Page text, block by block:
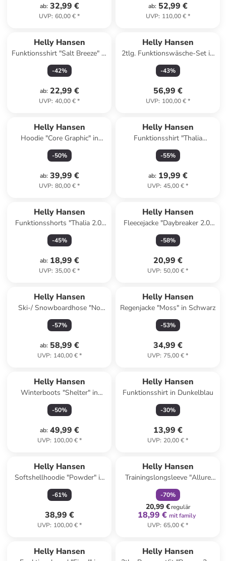
ab: 32,99 €
UVP: 60,00 €*
ab: 52,99 €
UVP: 110,00 €*
Helly Hansen
Funktionsshirt "Salt Breeze" in
Weiß
-42%
ab: 22,99 €
UVP: 40,00 €*
Helly Hansen
2tlg. Funktionswäsche-Set in
Rosa/ Mint
-43%
56,99 €
UVP: 100,00 €*
Helly Hansen
Hoodie "Core Graphic" in
Dunkelblau
-50%
ab: 39,99 €
UVP: 80,00 €*
Helly Hansen
Funktionsshirt "Thalia
Summer" in Dunkelblau/ Weiß
-55%
ab: 19,99 €
UVP: 45,00 €*
Helly Hansen
Funktionsshorts "Thalia 2.0"
in Dunkelblau
-45%
ab: 18,99 €
UVP: 35,00 €*
Helly Hansen
Fleecejacke "Daybreaker 2.0"
in Petrol in Türkis
-58%
20,99 €
UVP: 50,00 €*
Helly Hansen
Ski-/ Snowboardhose "No
Limits 2.0" in Türkis
-57%
ab: 58,99 €
UVP: 140,00 €*
Helly Hansen
Regenjacke "Moss" in Schwarz
-53%
34,99 €
UVP: 75,00 €*
Helly Hansen
Winterboots "Shelter" in
Dunkelblau
-50%
ab: 49,99 €
UVP: 100,00 €*
Helly Hansen
Funktionsshirt in Dunkelblau
-30%
13,99 €
UVP: 20,00 €*
Helly Hansen
Softshellhoodie "Powder" in
Hellbraun
-61%
38,99 €
UVP: 100,00 €*
Helly Hansen
Trainingslongsleeve "Allure
Seamless" in Orange
-70%
20,99 €regulär
18,99 € mit family
UVP: 65,00 €*
Helly Hansen Helly Hansen